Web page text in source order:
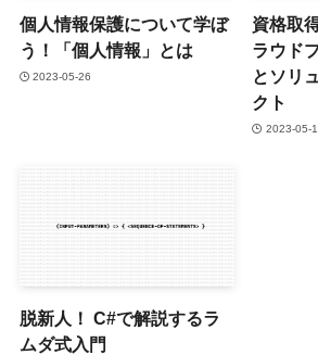
個人情報保護について学ぼ
う！「個人情報」とは
2023-05-26
資格取
ラウド
とソリ
クト
2023-05-
脱新人！ C#で解説するラ
ムダ式入門